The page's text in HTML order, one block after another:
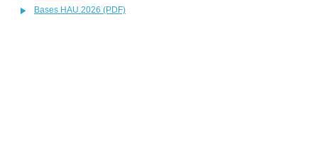
Bases HAU 2026 (PDF)